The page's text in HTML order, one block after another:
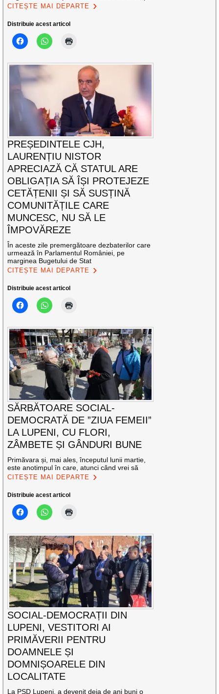
CITEȘTE MAI DEPARTE
Distribuie acest articol
PREȘEDINTELE CJH,
LAURENȚIU NISTOR
APRECIAZĂ CĂ STATUL ARE
OBLIGAȚIA SĂ ÎȘI PROTEJEZE
CETĂȚENII ȘI SĂ SUSȚINĂ
COMUNITĂȚILE CARE
MUNCESC, NU SĂ LE
ÎMPOVĂREZE
În aceste zile premergătoare dezbaterilor care
urmează în Parlamentul României, pe
marginea Bugetului de Stat
CITEȘTE MAI DEPARTE
Distribuie acest articol
SĂRBĂTOARE SOCIAL-
DEMOCRATĂ DE ”ZIUA FEMEII”
LA LUPENI, CU FLORI,
ZÂMBETE ȘI GÂNDURI BUNE
Primăvara și, mai ales, începutul lunii martie,
este anotimpul în care, atunci când vrei să
CITEȘTE MAI DEPARTE
Distribuie acest articol
SOCIAL-DEMOCRAȚII DIN
LUPENI, VESTITORI AI
PRIMĂVERII PENTRU
DOAMNELE ȘI
DOMNIȘOARELE DIN
LOCALITATE
La PSD Lupeni, a devenit deja de ani buni o